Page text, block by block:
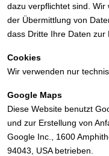
dazu verpflichtet sind.
der Übermittlung von
dass Dritte Ihre Daten zur
Cookies
Wir verwenden nur
Google Maps
Diese Website benutzt
und zur Erstellung von
Google Inc., 1600
94043, USA betrieben.